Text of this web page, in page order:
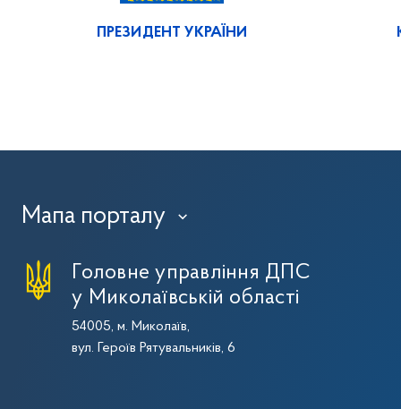
ПРЕЗИДЕНТ УКРАЇНИ
Мапа порталу ›
Головне управління ДПС
у Миколаївській області
54005, м. Миколаїв,
вул. Героїв Рятувальників, 6